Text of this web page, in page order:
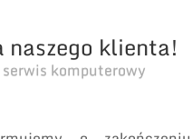
klienta!
komputerowy